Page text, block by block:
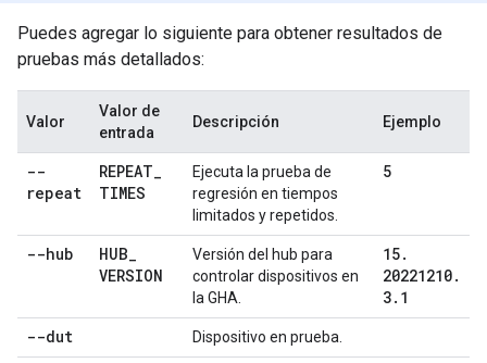
Puedes agregar lo siguiente para obtener resultados de
pruebas más detallados:
Valor
Valor de
entrada
Descripción Ejemplo
--
repeat
REPEAT_
TIMES
Ejecuta la prueba de
regresión en tiempos
limitados y repetidos.
5
--hub HUB_
VERSION
Versión del hub para
controlar dispositivos en
la GHA.
15.
20221210.
3. 1
--dut
Dispositivo en prueba.